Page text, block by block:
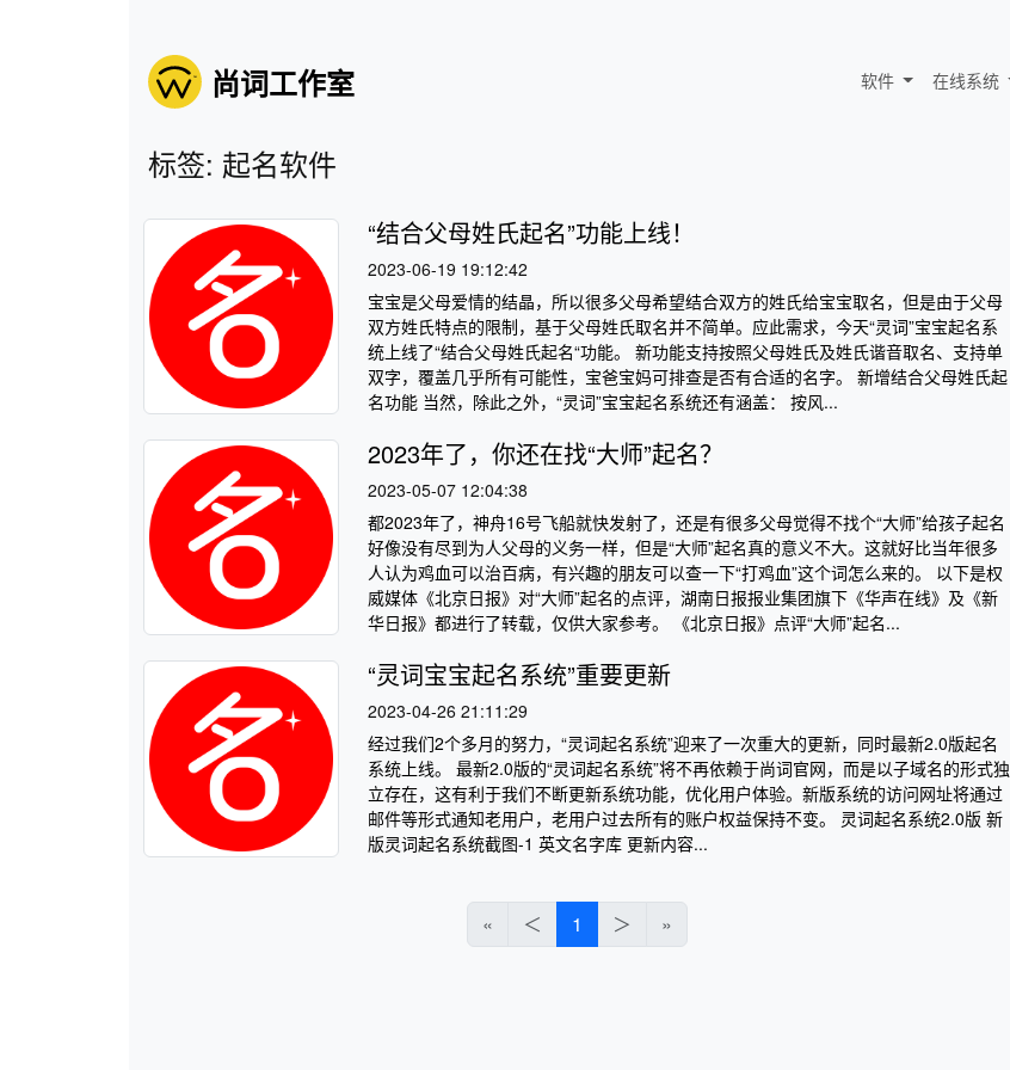
尚词工作室 软件 在线系统
标签: 起名软件
“结合父母姓氏起名”功能上线！
2023-06-19 19:12:42
宝宝是父母爱情的结晶，所以很多父母希望结合双方的姓氏给宝宝取名，但是由于父母
双方姓氏特点的限制，基于父母姓氏取名并不简单。应此需求，今天“灵词”宝宝起名系
统上线了“结合父母姓氏起名“功能。 新功能支持按照父母姓氏及姓氏谐音取名、支持单
双字，覆盖几乎所有可能性，宝爸宝妈可排查是否有合适的名字。 新增结合父母姓氏起
名功能 当然，除此之外，“灵词”宝宝起名系统还有涵盖： 按风...
2023年了，你还在找“大师”起名？
2023-05-07 12:04:38
都2023年了，神舟16号飞船就快发射了，还是有很多父母觉得不找个“大师”给孩子起名
好像没有尽到为人父母的义务一样，但是“大师”起名真的意义不大。这就好比当年很多
人认为鸡血可以治百病，有兴趣的朋友可以查一下“打鸡血”这个词怎么来的。 以下是权
威媒体《北京日报》对“大师”起名的点评，湖南日报报业集团旗下《华声在线》及《新
华日报》都进行了转载，仅供大家参考。 《北京日报》点评“大师”起名...
“灵词宝宝起名系统”重要更新
2023-04-26 21:11:29
经过我们2个多月的努力，“灵词起名系统”迎来了一次重大的更新，同时最新2.0版起名
系统上线。 最新2.0版的“灵词起名系统”将不再依赖于尚词官网，而是以子域名的形式独
立存在，这有利于我们不断更新系统功能，优化用户体验。新版系统的访问网址将通过
邮件等形式通知老用户，老用户过去所有的账户权益保持不变。 灵词起名系统2.0版 新
版灵词起名系统截图-1 英文名字库 更新内容...
« ＜ 1 ＞ »